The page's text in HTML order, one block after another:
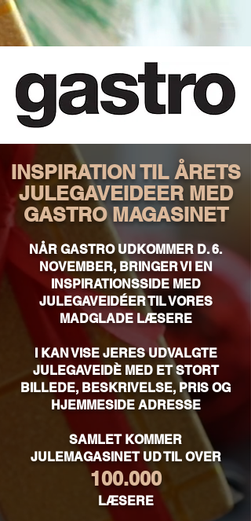
INSPIRATION TIL ÅRETS
JULEGAVEIDEER MED
GASTRO MAGASINET
NÅR GASTRO UDKOMMER D. 6.
NOVEMBER, BRINGER VI EN
INSPIRATIONSSIDE MED
JULEGAVEIDÉER TIL VORES
MADGLADE LÆSERE
I KAN VISE JERES UDVALGTE
JULEGAVEIDÈ MED ET STORT
BILLEDE, BESKRIVELSE, PRIS OG
HJEMMESIDE ADRESSE
SAMLET KOMMER
JULEMAGASINET UD TIL OVER
100.000
LÆSERE